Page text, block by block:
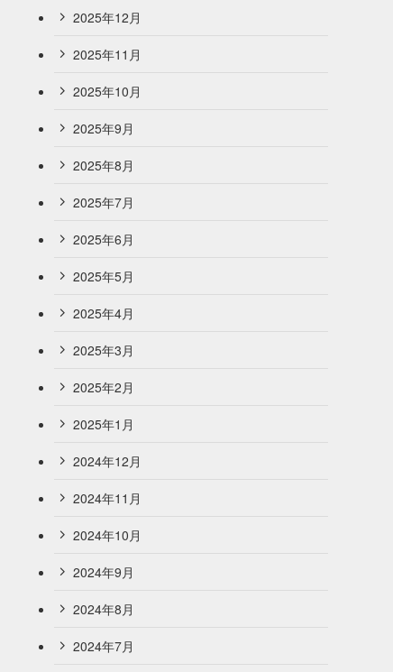
2025年12月
2025年11月
2025年10月
2025年9月
2025年8月
2025年7月
2025年6月
2025年5月
2025年4月
2025年3月
2025年2月
2025年1月
2024年12月
2024年11月
2024年10月
2024年9月
2024年8月
2024年7月